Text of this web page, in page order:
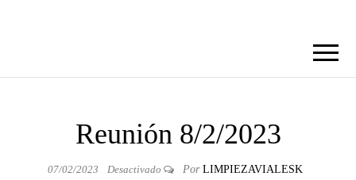
Reunión 8/2/2023
07/02/2023 Desactivado Por LIMPIEZAVIALESK